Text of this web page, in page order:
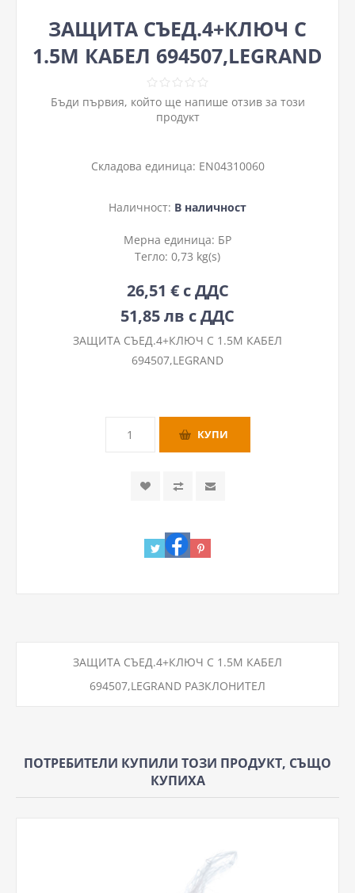
ЗАЩИТА СЪЕД.4+КЛЮЧ С
1.5М КАБЕЛ 694507,LEGRAND
Бъди първия, който ще напише отзив за този
продукт
Складова единица: EN04310060
Наличност: В наличност
Мерна единица: БР
Тегло: 0,73 kg(s)
26,51 € с ДДС
51,85 лв с ДДС
ЗАЩИТА СЪЕД.4+КЛЮЧ С 1.5М КАБЕЛ
694507,LEGRAND
ЗАЩИТА СЪЕД.4+КЛЮЧ С 1.5М КАБЕЛ
694507,LEGRAND РАЗКЛОНИТЕЛ
ПОТРЕБИТЕЛИ КУПИЛИ ТОЗИ ПРОДУКТ, СЪЩО
КУПИХА